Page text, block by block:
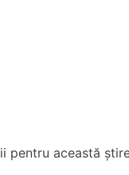
pentru această